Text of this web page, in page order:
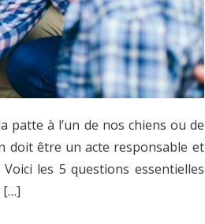
patte à l’un de nos chiens ou de
doit être un acte responsable et
les 5 questions essentielles
[…]